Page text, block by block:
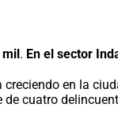
mil. En el sector
en la
cuatro